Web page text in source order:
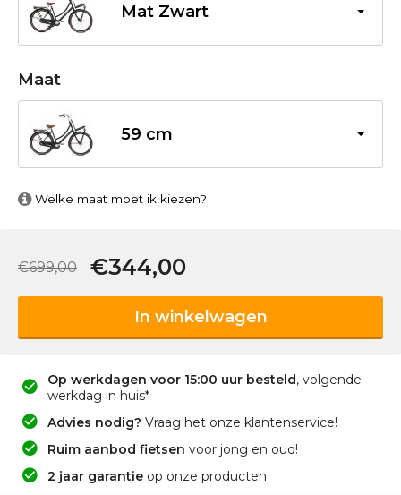
Mat Zwart
Maat
59 cm
Welke maat moet ik kiezen?
€344,00
€699,00
In winkelwagen
Op werkdagen voor 15:00 uur besteld, volgende
werkdag in huis*
Advies nodig? Vraag het onze klantenservice!
Ruim aanbod fietsen voor jong en oud!
2 jaar garantieop onze producten